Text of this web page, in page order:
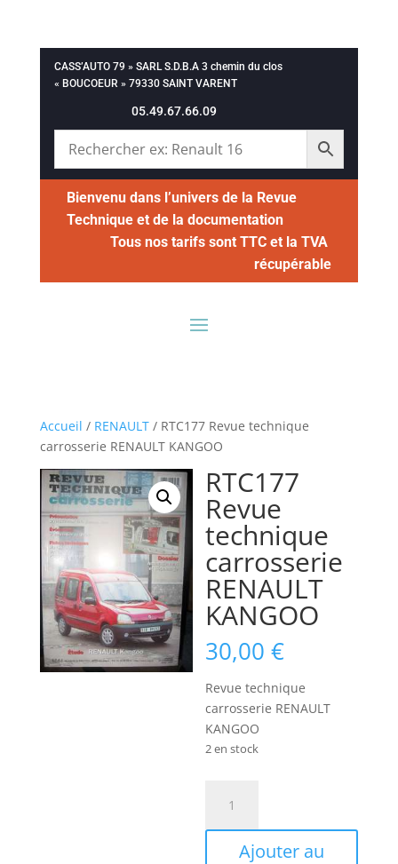
CASS’AUTO 79 » SARL S.D.B.A 3 chemin du clos
« BOUCOEUR » 79330 SAINT VARENT
05.49.67.66.09
Bienvenu dans l’univers de la Revue
Technique et de la documentation
Tous nos tarifs sont TTC et la TVA
récupérable
Accueil / RENAULT/ RTC177 Revue technique
carrosserie RENAULT KANGOO
RTC177
Revue
technique
carrosserie
RENAULT
KANGOO
30,00€
Revue technique
carrosserie RENAULT
KANGOO
2 en stock
RTC177
RevueAjouter au